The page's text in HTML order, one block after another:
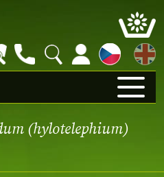
EN
(hylotelephium)